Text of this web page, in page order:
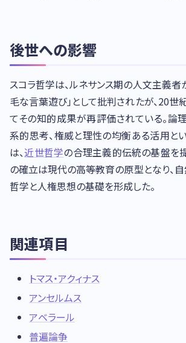
後世への影響
スコラ哲学は、ルネサンス期の人文主義者
毛な言葉遊び」として批判されたが、20世
てその知的成果が再評価されている。論
系的思考、権威と理性の均衡ある活用と
は、近世哲学の合理主義的伝統の基盤を
の確立は現代の高等教育の原型となり、
哲学と人権思想の基礎を形成した。
関連項目
トマス・アクィナス
アンセルムス
アベラール
普遍論争